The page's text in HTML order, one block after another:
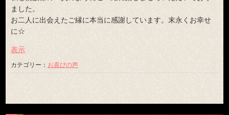
ました。
お二人に出会えたご縁に本当に感謝しています。末永くお幸せ
に☆
表示
カテゴリー： お喜びの声